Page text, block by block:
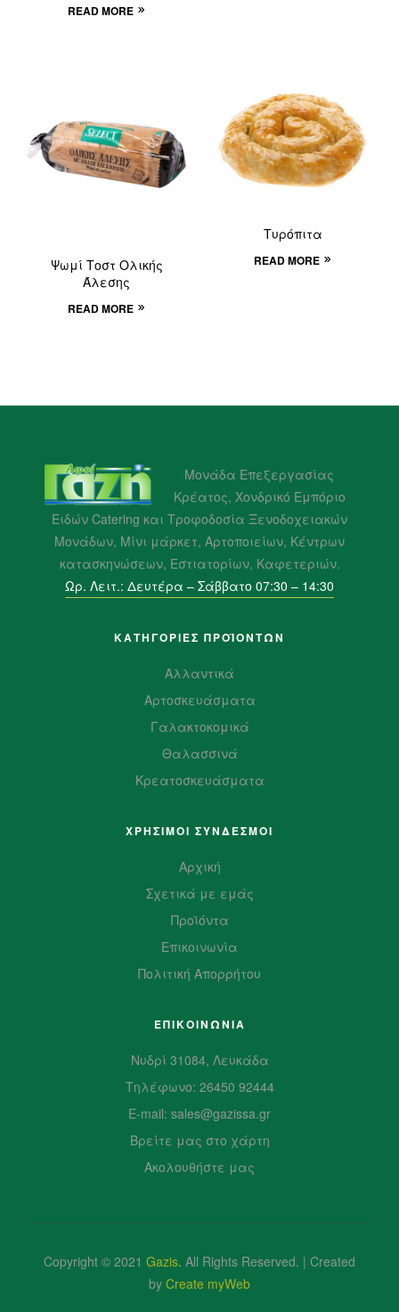
READ MORE
Ψωμί Τοστ Ολικής
Άλεσης
READ MORE
Τυρόπιτα
READ MORE
Μονάδα Επεξεργασίας
Κρέατος, Χονδρικό Εμπόριο
Ειδών Catering και Τροφοδοσία Ξενοδοχειακών
Μονάδων, Μίνι μάρκετ, Αρτοποιείων, Κέντρων
κατασκηνώσεων, Εστιατορίων, Καφετεριών.
Ωρ. Λειτ.: Δευτέρα – Σάββατο 07:30 – 14:30
ΚΑΤΗΓΟΡΙΕΣ ΠΡΟΪΌΝΤΩΝ
Αλλαντικά
Αρτοσκευάσματα
Γαλακτοκομικά
Θαλασσινά
Κρεατοσκευάσματα
ΧΡΗΣΙΜΟΙ ΣΥΝΔΕΣΜΟΙ
Αρχική
Σχετικά με εμάς
Προϊόντα
Επικοινωνία
Πολιτική Απορρήτου
ΕΠΙΚΟΙΝΩΝΙΑ
Νυδρί 31084, Λευκάδα
Τηλέφωνο: 26450 92444
E-mail: sales@gazissa.gr
Βρείτε μας στο χάρτη
Ακολουθήστε μας
Copyright © 2021 Gazis. All Rights Reserved. | Created
by Create myWeb